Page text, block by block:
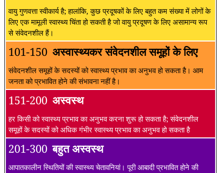
वायु गुणवत्ता स्वीकार्य है; हालांकि, कुछ प्रदूषकों के लिए बहुत कम संख्या में लोगों के
लिए एक मामूली स्वास्थ्य चिंता हो सकती है जो वायु प्रदूषण के लिए असामान्य रूप
से संवेदनशील हैं।
101-150 अस्वास्थ्यकर संवेदनशील समूहों के लिए
संवेदनशील समूहों के सदस्यों को स्वास्थ्य प्रभाव का अनुभव हो सकता है। आम
जनता को प्रभावित होने की संभावना नहीं है।
151-200 अस्वस्थ
हर किसी को स्वास्थ्य प्रभाव का अनुभव करना शुरू हो सकता है; संवेदनशील
समूहों के सदस्यों को अधिक गंभीर स्वास्थ्य प्रभाव का अनुभव हो सकता है
201-300 बहुत अस्वस्थ
आपातकालीन स्थितियों की स्वास्थ्य चेतावनियां। पूरी आबादी प्रभावित होने की